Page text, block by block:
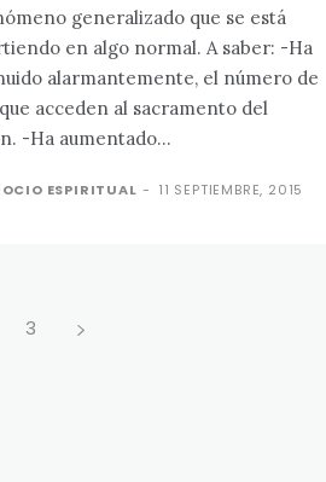
generalizado que se está
en algo normal. A saber: -Ha
alarmantemente, el número de
acceden al sacramento del
-Ha aumentado...
ESPIRITUAL - 11 SEPTIEMBRE, 2015
3